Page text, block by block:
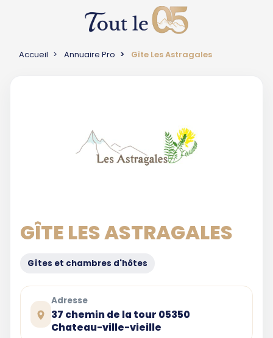
Accueil Annuaire Pro Gîte Les Astragales
GÎTE LES ASTRAGALES
Gîtes et chambres d'hôtes
Adresse
37 chemin de la tour 05350
Chateau-ville-vieille